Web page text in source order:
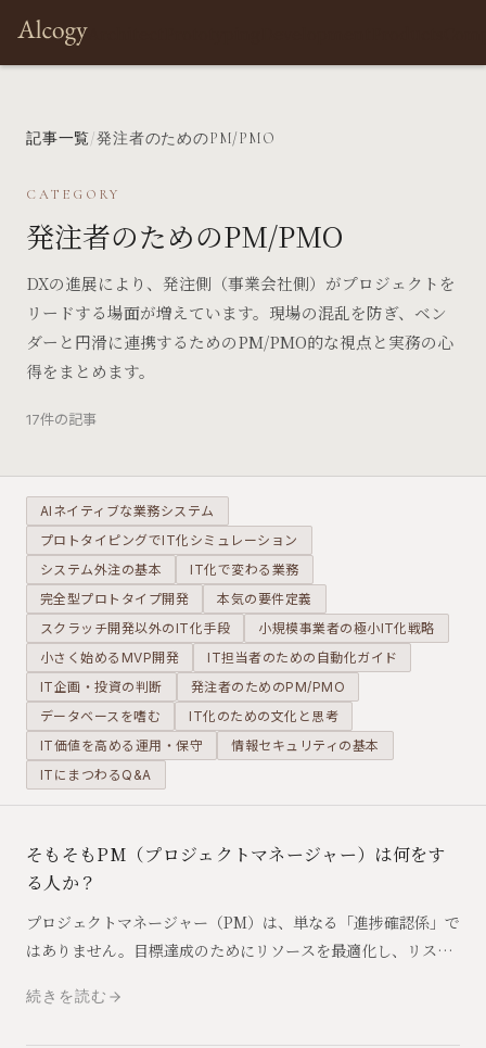
記事一覧/発注者のためのPM/PMO
CATEGORY
発注者のためのPM/PMO
DXの進展により、発注側（事業会社側）がプロジェクトを
リードする場面が増えています。現場の混乱を防ぎ、ベン
ダーと円滑に連携するためのPM/PMO的な視点と実務の心
得をまとめます。
17件の記事
AIネイティブな業務システム
プロトタイピングでIT化シミュレーション
システム外注の基本
IT化で変わる業務
完全型プロトタイプ開発
本気の要件定義
スクラッチ開発以外のIT化手段
小規模事業者の極小IT化戦略
小さく始めるMVP開発
IT担当者のための自動化ガイド
IT企画・投資の判断
発注者のためのPM/PMO
データベースを嗜む
IT化のための文化と思考
IT価値を高める運用・保守
情報セキュリティの基本
ITにまつわるQ&A
そもそもPM（プロジェクトマネージャー）は何をす
る人か？
プロジェクトマネージャー（PM）は、単なる「進捗確認係」で
はありません。目標達成のためにリソースを最適化し、リスク
その役割を分かりやすく解説します。
続きを読む